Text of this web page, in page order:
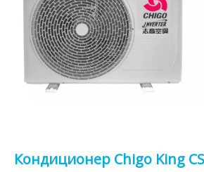
Кондиционер Chigo King